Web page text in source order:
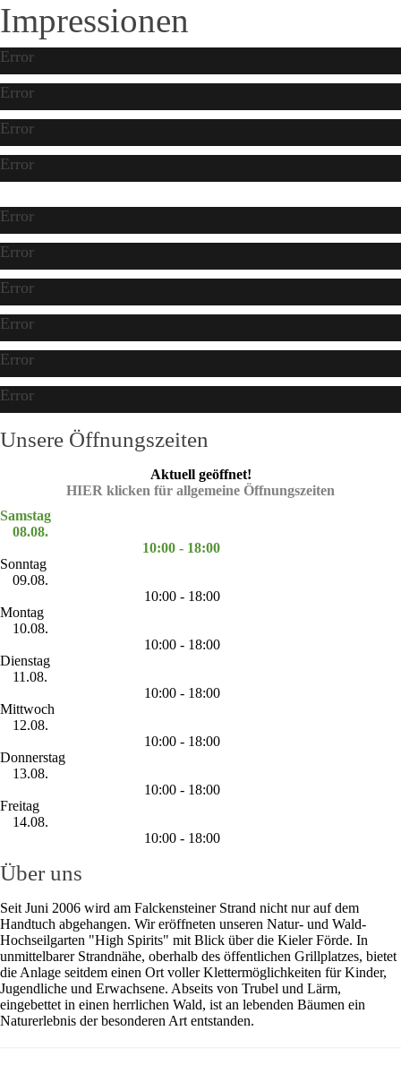
Impressionen
Error
Error
Error
Error
Error
Error
Error
Error
Error
Error
Unsere Öffnungszeiten
Aktuell geöffnet!
HIER klicken für allgemeine Öffnungszeiten
Samstag
08.08.
10:00 - 18:00
Sonntag
09.08.
10:00 - 18:00
Montag
10.08.
10:00 - 18:00
Dienstag
11.08.
10:00 - 18:00
Mittwoch
12.08.
10:00 - 18:00
Donnerstag
13.08.
10:00 - 18:00
Freitag
14.08.
10:00 - 18:00
Über uns
Seit Juni 2006 wird am Falckensteiner Strand nicht nur auf dem
Handtuch abgehangen. Wir eröffneten unseren Natur- und Wald-
Hochseilgarten "High Spirits" mit Blick über die Kieler Förde. In
unmittelbarer Strandnähe, oberhalb des öffentlichen Grillplatzes, bietet
die Anlage seitdem einen Ort voller Klettermöglichkeiten für Kinder,
Jugendliche und Erwachsene. Abseits von Trubel und Lärm,
eingebettet in einen herrlichen Wald, ist an lebenden Bäumen ein
Naturerlebnis der besonderen Art entstanden.